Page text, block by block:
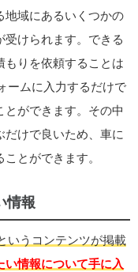
地域にあるいくつかの
けられます。できる
もりを依頼することは
ームに入力するだけで
ができます。その中
けで良いため、車に
とができます。
情報
いうコンテンツが掲載
情報について手に入